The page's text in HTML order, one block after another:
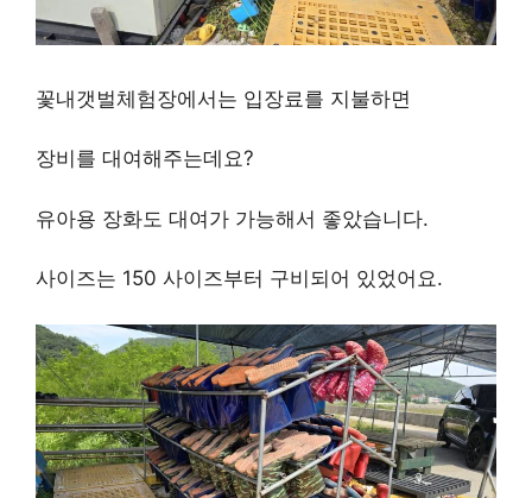
꽃내갯벌체험장에서는 입장료를 지불하면
장비를 대여해주는데요?
유아용 장화도 대여가 가능해서 좋았습니다.
사이즈는 150 사이즈부터 구비되어 있었어요.